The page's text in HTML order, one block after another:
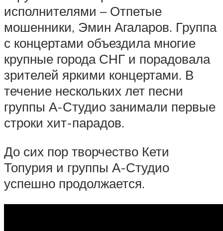
исполнителями – Отпетые
мошенники, Эмин Агаларов. Группа
с концертами объездила многие
крупные города СНГ и порадовала
зрителей яркими концертами. В
течение нескольких лет песни
группы А-Студио занимали первые
строки хит-парадов.
До сих пор творчество Кети
Топурия и группы А-Студио
успешно продолжается.